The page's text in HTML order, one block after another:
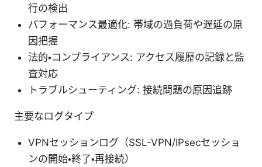
行の検出
パフォーマンス最適化: 帯域の過負荷や遅延の原
因把握
法的・コンプライアンス: アクセス履歴の記録と監
査対応
トラブルシューティング: 接続問題の原因追跡
主要なログタイプ
VPNセッションログ（SSL-VPN/IPsecセッショ
ンの開始・終了・再接続）